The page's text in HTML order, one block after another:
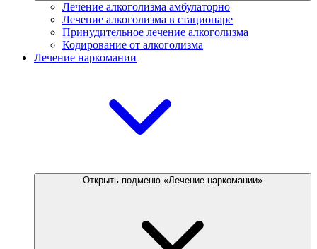
Лечение алкоголизма амбулаторно
Лечение алкоголизма в стационаре
Принудительное лечение алкоголизма
Кодирование от алкоголизма
Лечение наркомании
Открыть подменю «Лечение наркомании»